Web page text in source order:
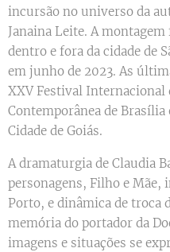
incursão no universo da
Janaina Leite. A
dentro e fora da cidade de
em junho de 2023. As
XXV Festival Internacional
Contemporânea de
Cidade de Goiás.
A dramaturgia de Claudia
personagens, Filho e
Porto, e dinâmica de troca
memória do portador da
imagens e situações se